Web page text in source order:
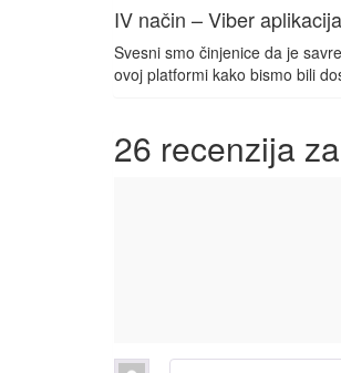
IV način – Viber aplikacija
Svesni smo činjenice da je
ovoj platformi kako bismo bili
26 recenzija za